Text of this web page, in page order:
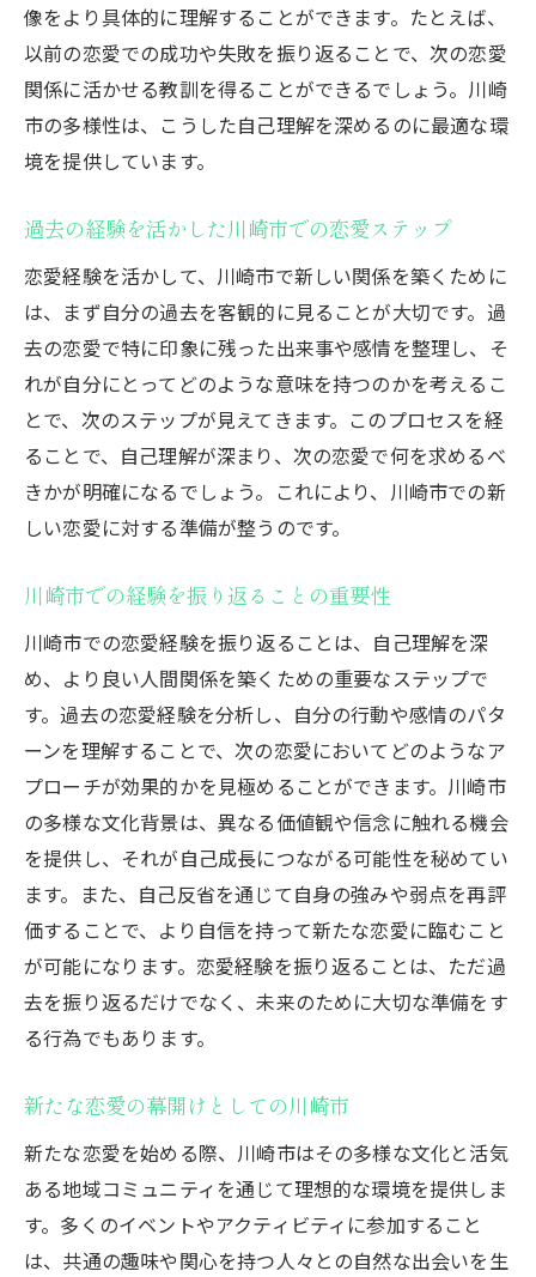
像をより具体的に理解することができます。たとえば、
以前の恋愛での成功や失敗を振り返ることで、次の恋愛
関係に活かせる教訓を得ることができるでしょう。川崎
市の多様性は、こうした自己理解を深めるのに最適な環
境を提供しています。
過去の経験を活かした川崎市での恋愛ステップ
恋愛経験を活かして、川崎市で新しい関係を築くために
は、まず自分の過去を客観的に見ることが大切です。過
去の恋愛で特に印象に残った出来事や感情を整理し、そ
れが自分にとってどのような意味を持つのかを考えるこ
とで、次のステップが見えてきます。このプロセスを経
ることで、自己理解が深まり、次の恋愛で何を求めるべ
きかが明確になるでしょう。これにより、川崎市での新
しい恋愛に対する準備が整うのです。
川崎市での経験を振り返ることの重要性
川崎市での恋愛経験を振り返ることは、自己理解を深
め、より良い人間関係を築くための重要なステップで
す。過去の恋愛経験を分析し、自分の行動や感情のパタ
ーンを理解することで、次の恋愛においてどのようなア
プローチが効果的かを見極めることができます。川崎市
の多様な文化背景は、異なる価値観や信念に触れる機会
を提供し、それが自己成長につながる可能性を秘めてい
ます。また、自己反省を通じて自身の強みや弱点を再評
価することで、より自信を持って新たな恋愛に臨むこと
が可能になります。恋愛経験を振り返ることは、ただ過
去を振り返るだけでなく、未来のために大切な準備をす
る行為でもあります。
新たな恋愛の幕開けとしての川崎市
新たな恋愛を始める際、川崎市はその多様な文化と活気
ある地域コミュニティを通じて理想的な環境を提供しま
す。多くのイベントやアクティビティに参加すること
は、共通の趣味や関心を持つ人々との自然な出会いを生